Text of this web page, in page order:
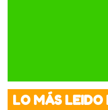
LO MÁS LEIDO